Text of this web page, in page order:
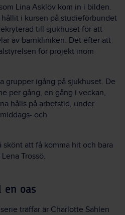
Lina Asklöv kom in i bilden.
i kursen på studieförbundet
till sjukhuset för att
av barnkliniken. Det efter att
för projekt inom
grupper igång på sjukhuset. De
per gång, en gång i veckan,
hålls på arbetstid, under
och
skönt att få komma hit och bara
Trossö.
oas
träffar är Charlotte Sahlen